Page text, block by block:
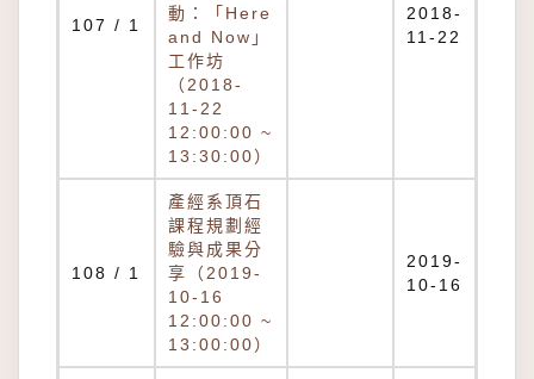
107 / 1
動：「Here
and Now」
工作坊
（2018-
11-22
12:00:00 ~
13:30:00）
2018-
11-22
108 / 1
產經系頂石
課程規劃經
驗與成果分
享（2019-
10-16
12:00:00 ~
13:00:00）
2019-
10-16